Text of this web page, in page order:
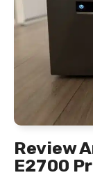
Review
E2700